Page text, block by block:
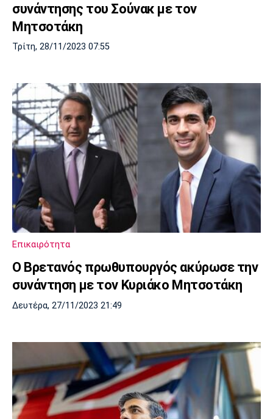
συνάντησης του Σούνακ με τον
Μητσοτάκη
Τρίτη, 28/11/2023 07:55
Επικαιρότητα
Ο Βρετανός πρωθυπουργός ακύρωσε την
συνάντηση με τον Κυριάκο Μητσοτάκη
Δευτέρα, 27/11/2023 21:49